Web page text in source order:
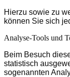
Hierzu sowie zu
können Sie sich
Analyse-Tools und
Beim Besuch
statistisch
sogenannten